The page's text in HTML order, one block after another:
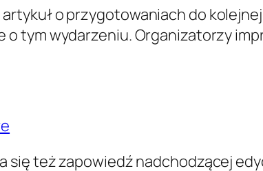
o przygotowaniach do
tym wydarzeniu. Organizatorzy
się też zapowiedź nadchodzącej